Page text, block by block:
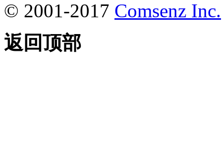
© 2001-2017 Comsenz Inc.
返回顶部